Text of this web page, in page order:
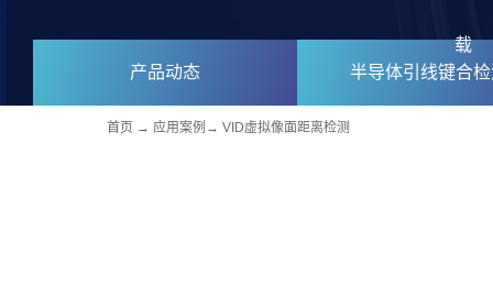
载
产品动态
半导体引线键合
首页 → 应用案例 → VID虚拟像面距离检测